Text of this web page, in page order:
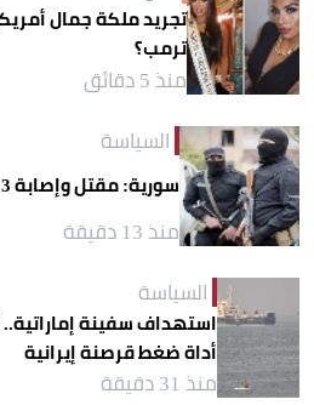
تجريد ملكة جمال
ترمب؟
منذ 5 دقائق
السياسة
سورية: مقتل وإصابة 3 جنود شرق دير الزور
منذ 13 دقيقة
السياسة
استهداف سفينة
أداة ضغط قرصنة إيرانية
منذ 31 دقيقة